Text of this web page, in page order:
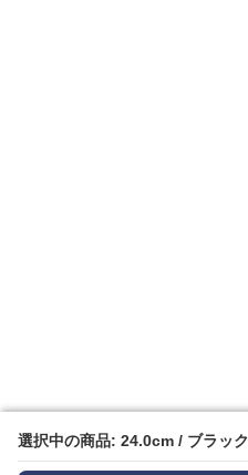
選択中の商品: 24.0cm / ブラック
選択中の商品: 24.0cm / ブラック